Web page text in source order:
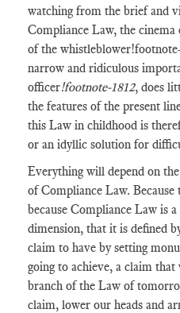
watching from the brief and
Compliance Law, the
of the whistleblower
narrow and ridiculous
officer!footnote-1812, does
the features of the present
this Law in childhood is
or an idyllic solution for
Everything will depend on
of Compliance Law.
because Compliance Law is
dimension, that it is defined
claim to have by setting
going to achieve, a claim
branch of the Law of
claim, lower our heads and